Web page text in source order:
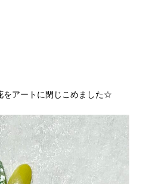
をアートに閉じこめました☆